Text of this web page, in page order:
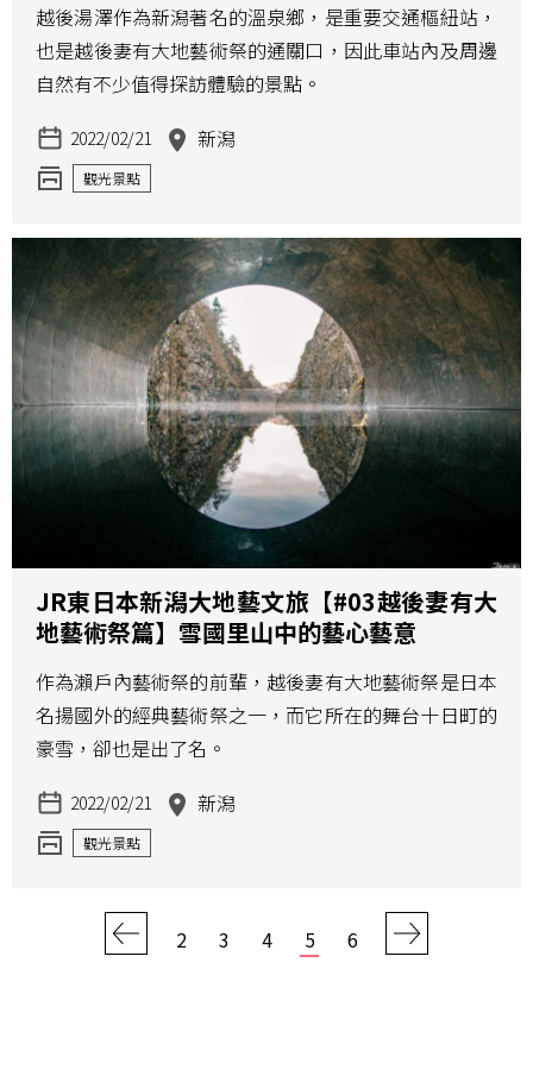
越後湯澤作為新潟著名的溫泉鄉，是重要交通樞紐站，
也是越後妻有大地藝術祭的通關口，因此車站內及周邊
自然有不少值得探訪體驗的景點。
2022/02/21 新潟
觀光景點
JR東日本新潟大地藝文旅【#03越後妻有大
地藝術祭篇】雪國里山中的藝心藝意
作為瀨戶內藝術祭的前輩，越後妻有大地藝術祭是日本
名揚國外的經典藝術祭之一，而它所在的舞台十日町的
豪雪，卻也是出了名。
2022/02/21 新潟
觀光景點
2 3 4 5 6